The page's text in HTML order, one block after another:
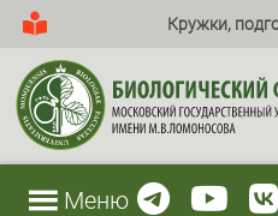
Кружки,
Меню